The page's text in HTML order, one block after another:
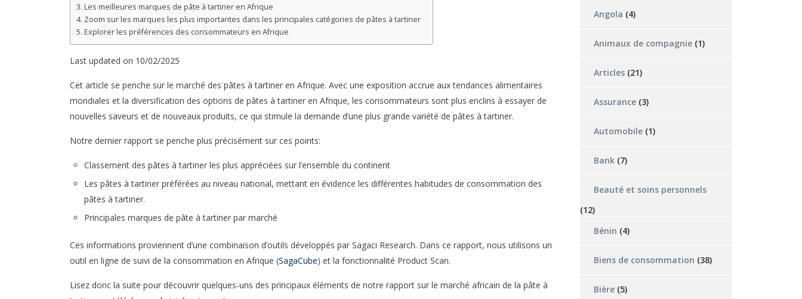
Les meilleures marques de pâte à tartiner en Afrique
Zoom sur les marques les plus importantes dans les principales catégories de pâtes à tartiner
Explorer les préférences des consommateurs en Afrique
Last updated on 10/02/2025
Cet article se penche sur le marché des pâtes à tartiner en Afrique. Avec une exposition accrue aux tendances alimentaires
mondiales et la diversification des options de pâtes à tartiner en Afrique, les consommateurs sont plus enclins à essayer de
nouvelles saveurs et de nouveaux produits, ce qui stimule la demande d’une plus grande variété de pâtes à tartiner.
Notre dernier rapport se penche plus précisément sur ces points:
Classement des pâtes à tartiner les plus appréciées sur l’ensemble du continent
Les pâtes à tartiner préférées au niveau national, mettant en évidence les différentes habitudes de consommation des
pâtes à tartiner.
Principales marques de pâte à tartiner par marché
Ces informations proviennent d’une combinaison d’outils développés par Sagaci Research. Dans ce rapport, nous utilisons un
outil en ligne de suivi de la consommation en Afrique (SagaCube) et la fonctionnalité Product Scan.
Lisez donc la suite pour découvrir quelques-uns des principaux éléments de notre rapport sur le marché africain de la pâte à
Angola (4)
Animaux de compagnie (1)
Articles (21)
Assurance (3)
Automobile (1)
Bank (7)
Beauté et soins personnels
(12)
Bénin (4)
Biens de consommation (38)
Bière (5)